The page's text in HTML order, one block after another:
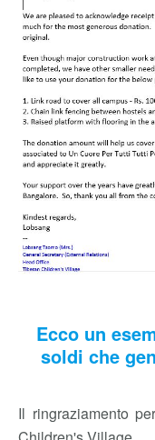
Ecco un
soldi che